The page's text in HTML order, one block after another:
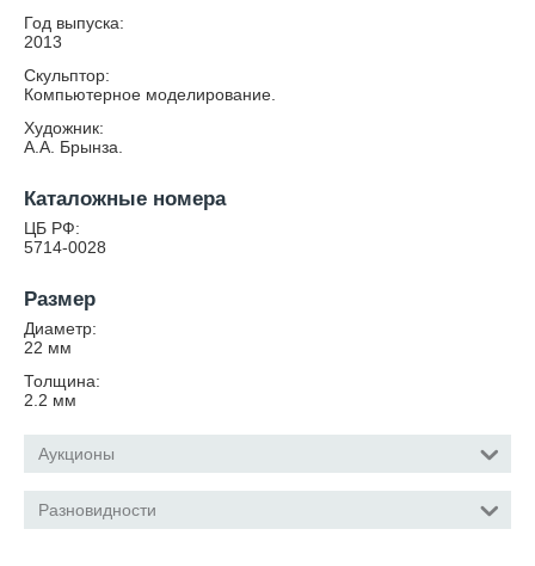
Год выпуска:
2013
Скульптор:
Компьютерное моделирование.
Художник:
А.А. Брынза.
Каталожные номера
ЦБ РФ:
5714-0028
Размер
Диаметр:
22 мм
Толщина:
2.2 мм
Аукционы
Разновидности